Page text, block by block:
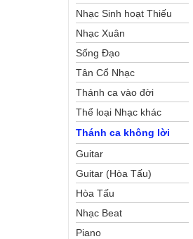
Thể Công Giáo
Nhạc Sinh hoạt Thiếu
Nhi
Nhạc Xuân
Sống Đạo
Tân Cổ Nhạc
Thánh ca vào đời
Thể loại Nhạc khác
Thánh ca không lời
Guitar
Guitar (Hòa Tấu)
Hòa Tấu
Nhạc Beat
Piano